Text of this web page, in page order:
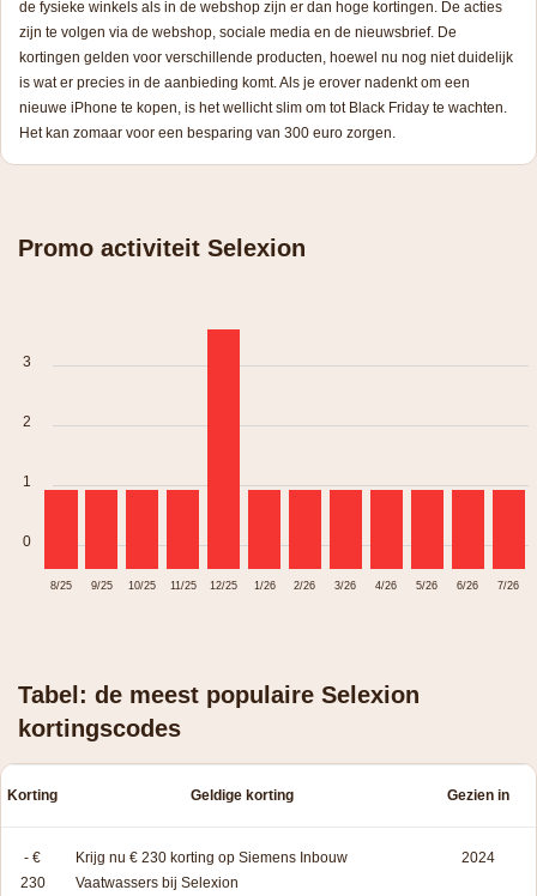
de fysieke winkels als in de webshop zijn er dan hoge kortingen. De acties
zijn te volgen via de webshop, sociale media en de nieuwsbrief. De
kortingen gelden voor verschillende producten, hoewel nu nog niet duidelijk
is wat er precies in de aanbieding komt. Als je erover nadenkt om een
nieuwe iPhone te kopen, is het wellicht slim om tot Black Friday te wachten.
Het kan zomaar voor een besparing van 300 euro zorgen.
Promo activiteit Selexion
3
2
1
0
8/25 9/25 10/25 11/25 12/25 1/26 2/26 3/26 4/26 5/26 6/26 7/26
Tabel: de meest populaire Selexion
kortingscodes
Korting Geldige korting Gezien in
- €
230
Krijg nu € 230 korting op Siemens Inbouw
Vaatwassers bij Selexion
2024